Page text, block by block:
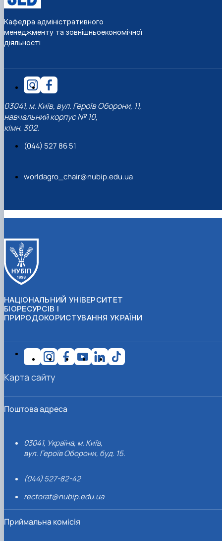
Кафедра адміністративного
менеджменту та зовнішньоекономічної
діяльності
03041, м. Київ, вул. Героїв Оборони, 11,
навчальний корпус № 10,
кімн. 302.
(044) 527 86 51
worldagro_chair@nubip.edu.ua
НАЦІОНАЛЬНИЙ УНІВЕРСИТЕТ
БІОРЕСУРСІВ І
ПРИРОДОКОРИСТУВАННЯ УКРАЇНИ
Поштова адреса
03041, Україна, м. Київ,
вул. Героїв Оборони, буд. 15.
(044) 527-82-42
rectorat@nubip.edu.ua
Приймальна комісія
Карта сайту